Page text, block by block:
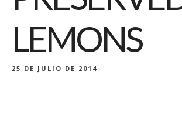
LEMONS
25 DE JULIO DE 2014